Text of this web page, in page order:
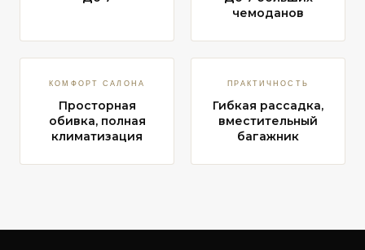
чемоданов
КОМФОРТ САЛОНА
Просторная
обивка, полная
климатизация
ПРАКТИЧНОСТЬ
Гибкая рассадка,
вместительный
багажник